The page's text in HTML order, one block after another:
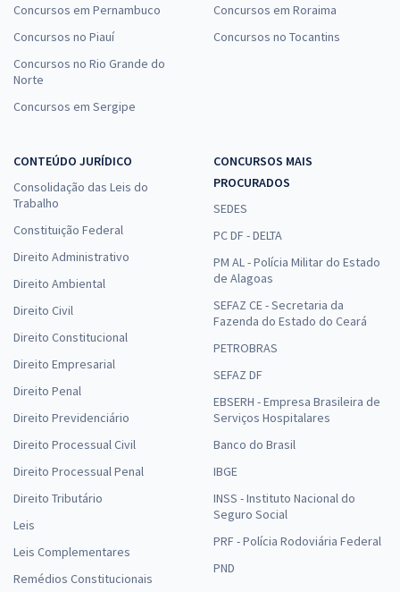
Concursos em Pernambuco
Concursos no Piauí
Concursos no Rio Grande do
Norte
Concursos em Sergipe
Concursos em Roraima
Concursos no Tocantins
CONTEÚDO JURÍDICO
Consolidação das Leis do
Trabalho
Constituição Federal
Direito Administrativo
Direito Ambiental
Direito Civil
Direito Constitucional
Direito Empresarial
Direito Penal
Direito Previdenciário
Direito Processual Civil
Direito Processual Penal
Direito Tributário
Leis
Leis Complementares
Remédios Constitucionais
CONCURSOS MAIS
PROCURADOS
SEDES
PC DF - DELTA
PM AL - Polícia Militar do Estado
de Alagoas
SEFAZ CE - Secretaria da
Fazenda do Estado do Ceará
PETROBRAS
SEFAZ DF
EBSERH - Empresa Brasileira de
Serviços Hospitalares
Banco do Brasil
IBGE
INSS - Instituto Nacional do
Seguro Social
PRF - Polícia Rodoviária Federal
PND